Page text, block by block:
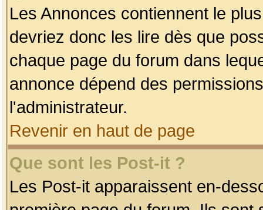
Les Annonces contiennent le
devriez donc les lire dès que
chaque page du forum dans
annonce dépend des
l'administrateur.
Revenir en haut de page
Que sont les Post-it ?
Les Post-it apparaissent en-